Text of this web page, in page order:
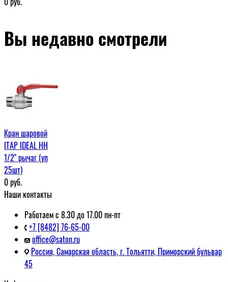
Вы недавно смотрели
Кран шаровой
ITAP IDEAL НН
1/2" рычаг (уп
25шт)
0руб.
Наши контакты
Работаем с 8.30 до 17.00 пн-пт
+7 [8482] 76-65-00
office@saton.ru
Россия, Самарская область, г. Тольятти, Приморский бульвар
45